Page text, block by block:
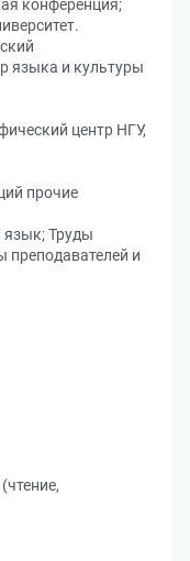
конференция;
языка и культуры
центр НГУ,
прочие
язык; Труды
преподавателей и